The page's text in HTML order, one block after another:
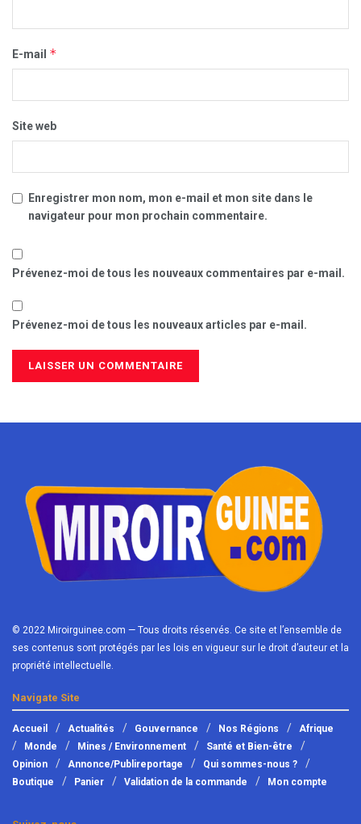
E-mail *
Site web
Enregistrer mon nom, mon e-mail et mon site dans le
navigateur pour mon prochain commentaire.
Prévenez-moi de tous les nouveaux commentaires par e-mail.
Prévenez-moi de tous les nouveaux articles par e-mail.
© 2022 Miroirguinee.com — Tous droits réservés. Ce site et l’ensemble de
ses contenus sont protégés par les lois en vigueur sur le droit d’auteur et la
propriété intellectuelle.
Navigate Site
Accueil Actualités Gouvernance Nos Régions
Afrique
Monde
Mines / Environnement
Santé et Bien-être
Opinion
Annonce/Publireportage
Qui sommes-nous ?
Boutique
Panier Validation de la commande Mon compte